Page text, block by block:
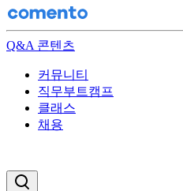
Q&A 콘텐츠
커뮤니티
직무부트캠프
클래스
채용